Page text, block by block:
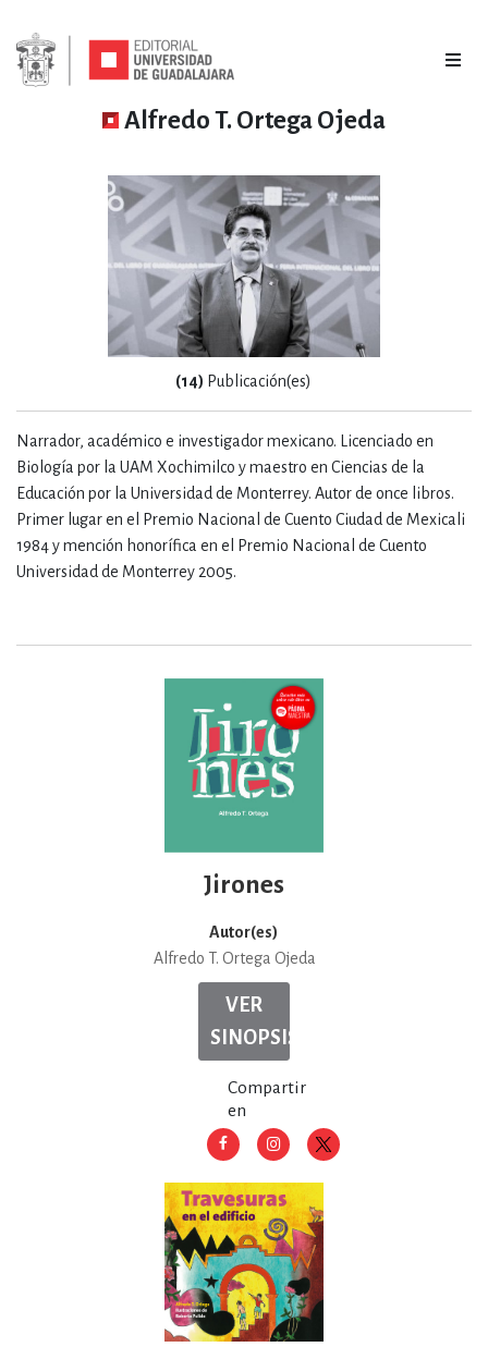
Alfredo T. Ortega Ojeda
Narrador, académico e investigador mexicano. Licenciado en
Biología por la UAM Xochimilco y maestro en Ciencias de la
Educación por la Universidad de Monterrey. Autor de once libros.
Primer lugar en el Premio Nacional de Cuento Ciudad de Mexicali
1984 y mención honorífica en el Premio Nacional de Cuento
Universidad de Monterrey 2005.
(14) Publicación(es)
Jirones
Autor(es)
Alfredo T. Ortega Ojeda
VER
SINOPSIS
Compartir
en